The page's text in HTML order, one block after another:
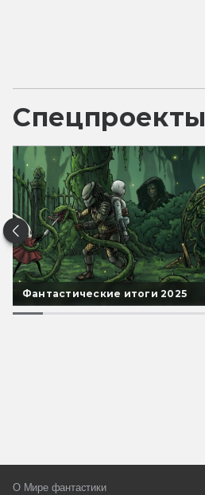
Спецпроекты
Фантастические итоги 2025
О Мире фантастики